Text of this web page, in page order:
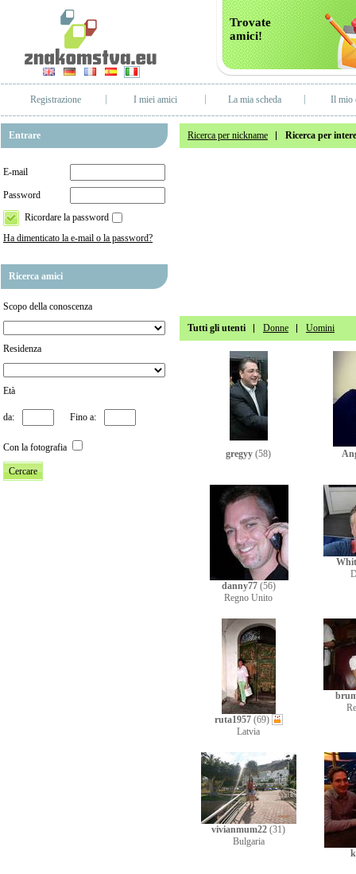
Trovate
amici!
Registrazione I miei amici La mia scheda Il mio
Entrare
E-mail
Password
Ricordare la password
Ha dimenticato la e-mail o la password?
Ricerca amici
Scopo della conoscenza
Residenza
Età
da: Fino a:
Con la fotografia
Ricerca per nickname Ricerca per
Tutti gli utenti Donne Uomini
gregyy (58)
danny77 (56)
Regno Unito
ruta1957 (69)
Latvia
vivianmum22 (31)
Bulgaria